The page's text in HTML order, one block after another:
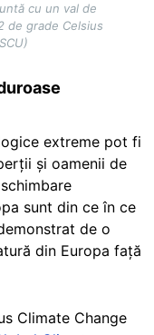
cu un val de
de grade Celsius
extreme pot fi
și oamenii de
sunt din ce în ce
de o
din Europa față
Climate Change